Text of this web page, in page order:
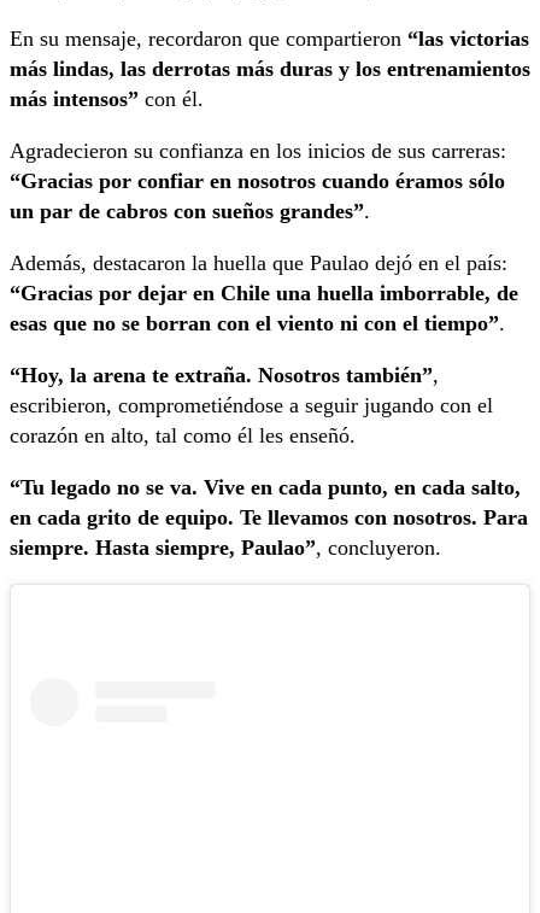
En su mensaje, recordaron que compartieron “las victorias
más lindas, las derrotas más duras y los entrenamientos
más intensos” con él.
Agradecieron su confianza en los inicios de sus carreras:
“Gracias por confiar en nosotros cuando éramos sólo
un par de cabros con sueños grandes”.
Además, destacaron la huella que Paulao dejó en el país:
“Gracias por dejar en Chile una huella imborrable, de
esas que no se borran con el viento ni con el tiempo”.
“Hoy, la arena te extraña. Nosotros también”,
escribieron, comprometiéndose a seguir jugando con el
corazón en alto, tal como él les enseñó.
“Tu legado no se va. Vive en cada punto, en cada salto,
en cada grito de equipo. Te llevamos con nosotros. Para
siempre. Hasta siempre, Paulao”, concluyeron.